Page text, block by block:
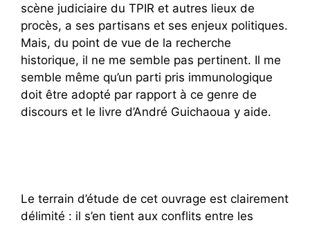
scène judiciaire du TPIR et autres lieux de
procès, a ses partisans et ses enjeux politiques.
Mais, du point de vue de la recherche
historique, il ne me semble pas pertinent. Il me
semble même qu’un parti pris immunologique
doit être adopté par rapport à ce genre de
discours et le livre d’André Guichaoua y aide.
Le terrain d’étude de cet ouvrage est clairement
délimité : il s’en tient aux conflits entre les